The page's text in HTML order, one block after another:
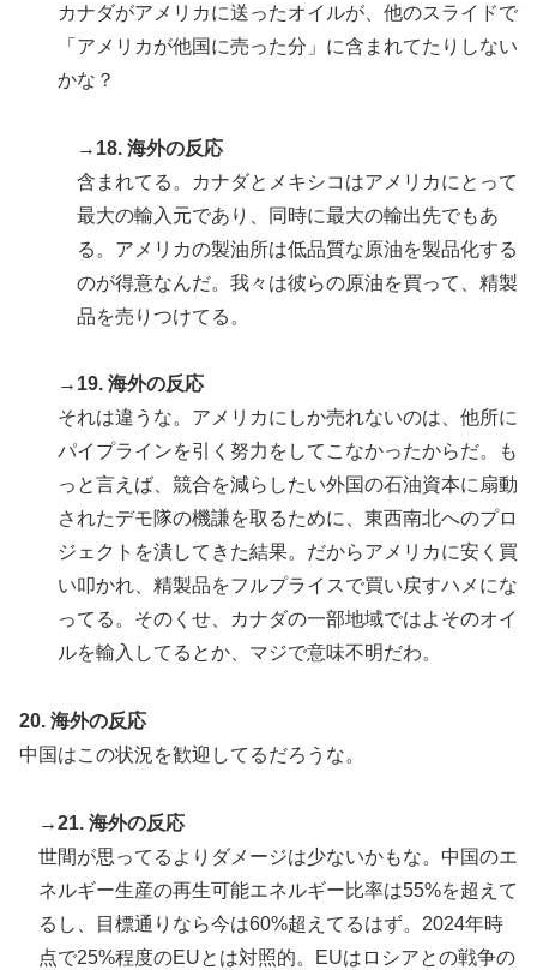
カナダがアメリカに送ったオイルが、他のスライドで
「アメリカが他国に売った分」に含まれてたりしない
かな？
→18. 海外の反応
含まれてる。カナダとメキシコはアメリカにとって
最大の輸入元であり、同時に最大の輸出先でもあ
る。アメリカの製油所は低品質な原油を製品化する
のが得意なんだ。我々は彼らの原油を買って、精製
品を売りつけてる。
→19. 海外の反応
それは違うな。アメリカにしか売れないのは、他所に
パイプラインを引く努力をしてこなかったからだ。も
っと言えば、競合を減らしたい外国の石油資本に扇動
されたデモ隊の機謙を取るために、東西南北へのプロ
ジェクトを潰してきた結果。だからアメリカに安く買
い叩かれ、精製品をフルプライスで買い戻すハメにな
ってる。そのくせ、カナダの一部地域ではよそのオイ
ルを輸入してるとか、マジで意味不明だわ。
20. 海外の反応
中国はこの状況を歓迎してるだろうな。
→21. 海外の反応
世間が思ってるよりダメージは少ないかもな。中国のエ
ネルギー生産の再生可能エネルギー比率は55%を超えて
るし、目標通りなら今は60%超えてるはず。2024年時
点で25%程度のEUとは対照的。EUはロシアとの戦争の